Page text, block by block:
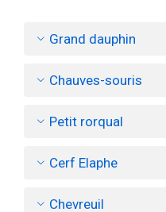
Grand dauphin
Chauves-souris
Petit rorqual
Cerf Elaphe
Chevreuil